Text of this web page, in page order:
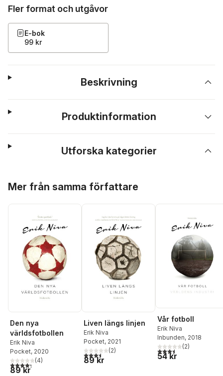
Fler format och utgåvor
E-bok
99 kr
Beskrivning
Produktinformation
Utforska kategorier
Mer från samma författare
Den nya
världsfotbollen
Erik Niva
Pocket, 2020
4,3utav 5 stjärnor. Totalt antal röster:
(4)
89 kr
Liven längs linjen
Erik Niva
Pocket, 2021
3,5utav 5 stjärnor. Totalt antal röster:
(2)
89 kr
Vår fotboll
Erik Niva
Inbunden, 2018
3,5utav 5 stjärnor.
(2)
54 kr